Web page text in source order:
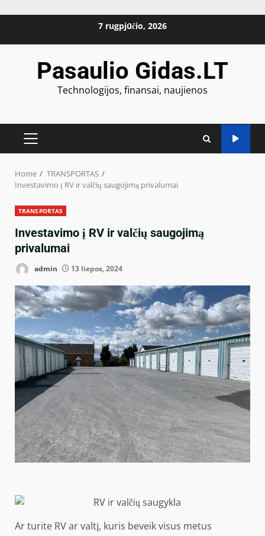
7 rugpjūčio, 2026
Pasaulio Gidas.LT
Technologijos, finansai, naujienos
PRIMARY
Home
TRANSPORTAS
Investavimo į RV ir valčių saugojimą privalumai
TRANSPORTAS
Investavimo į RV ir valčių saugojimą
privalumai
admin 13 liepos, 2024
Ar turite RV ar valtį, kuris beveik visus metus